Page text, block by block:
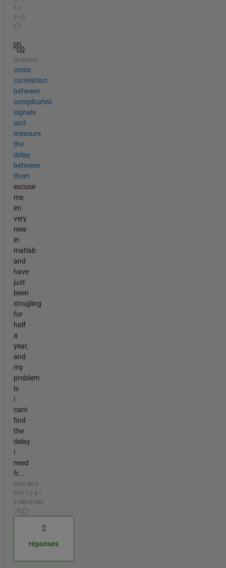
il y
a | 0
Question
cross
correlation
between
complicated
signals
and
measure
the
delay
between
them
excuse
me,
im
very
new
in
matlab
and
have
just
been
strugling
for
half
a
year,
and
my
problem
is
i
cant
find
the
delay
i
need
fr...
plus de 6
ans il y a |
2 réponses
| 0
2
réponses